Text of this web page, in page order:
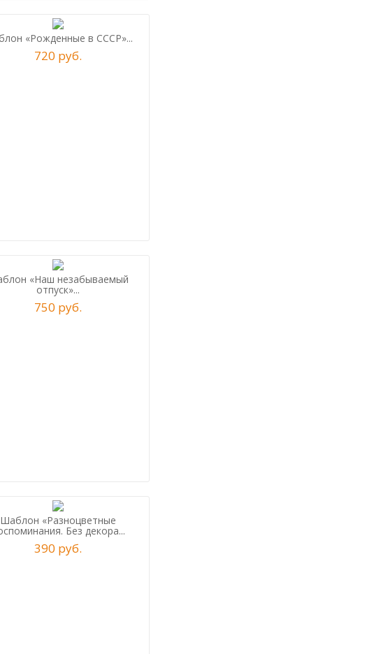
«Рожденные в СССР»...
720 руб.
«Наш незабываемый
отпуск»...
750 руб.
Шаблон «Разноцветные
Без декора...
390 руб.